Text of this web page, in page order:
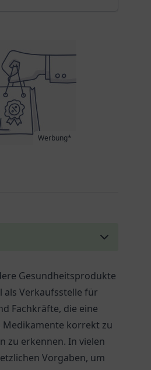
Werbung*
Gesundheitsprodukte
als Verkaufsstelle für
Fachkräfte, die eine
Medikamente korrekt zu
zu erkennen. In vielen
Vorgaben, um